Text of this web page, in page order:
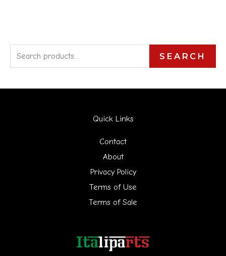
e
a
SEARCH
Quick Links
Contact
About
Privacy Policy
Terms of Use
Terms of Sale